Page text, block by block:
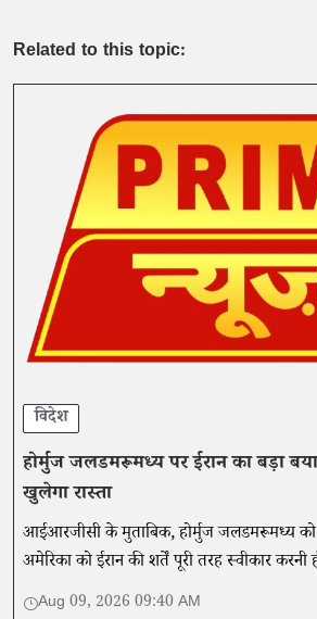
Related to this topic:
विदेश
होर्मुज जलडमरूमध्य पर ईरान का बड़ा
खुलेगा रास्ता
आईआरजीसी के मुताबिक, होर्मुज जलडमरूमध्य को
अमेरिका को ईरान की शर्तें पूरी तरह स्वीकार करनी
हस्तक्षेप रोकना होगा।
Aug 09, 2026 09:40 AM